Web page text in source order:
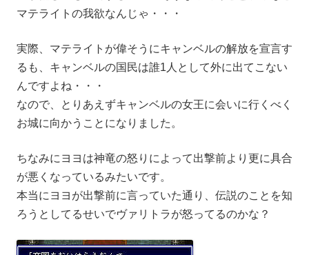
マテライトの我欲なんじゃ・・・
実際、マテライトが偉そうにキャンベルの解放を宣言す
るも、キャンベルの国民は誰1人として外に出てこない
んですよね・・・
なので、とりあえずキャンベルの女王に会いに行くべく
お城に向かうことになりました。
ちなみにヨヨは神竜の怒りによって出撃前より更に具合
が悪くなっているみたいです。
本当にヨヨが出撃前に言っていた通り、伝説のことを知
ろうとしてるせいでヴァリトラが怒ってるのかな？